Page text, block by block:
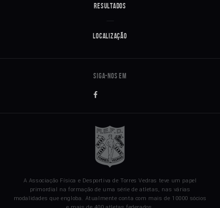
Resultados
Localização
A Associação Física e Desportiva de Torres Vedras teve um papel
primordial na formação de uma série de atletas, nas várias
modalidades que engloba. Atualmente conta com mais de 10000 sócios